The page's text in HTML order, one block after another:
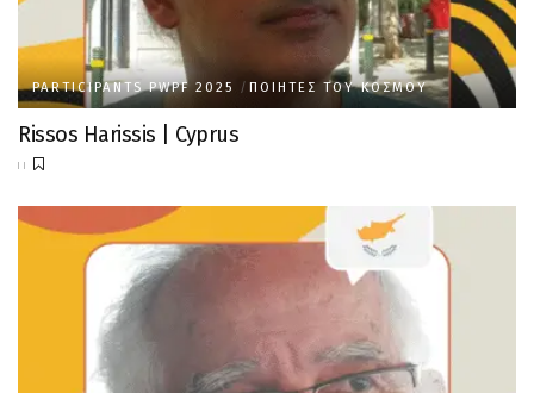
PARTICIPANTS PWPF 2025 ΠΟΙΗΤΈΣ ΤΟΥ ΚΌΣΜΟΥ
Rissos Harissis | Cyprus